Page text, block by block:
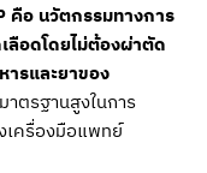
คือ นวัตกรรมทางการ
ลือดโดยไม่ต้องผ่าตัด
รและยาของ
ตรฐานสูงในการ
เครื่องมือแพทย์